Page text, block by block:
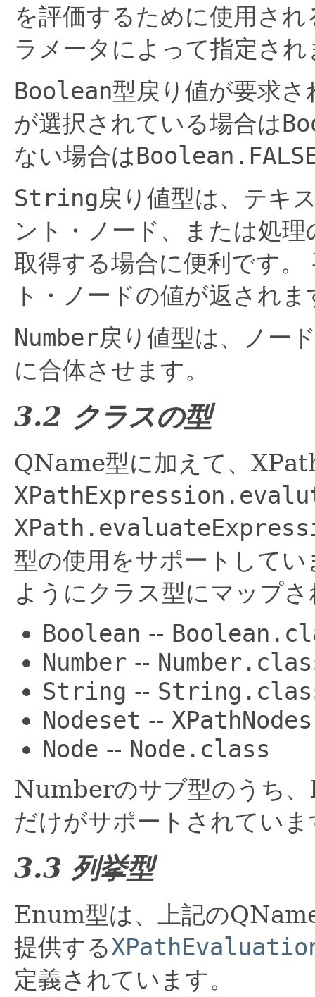
を評価するために使用さ
ラメータによって指定され
Boolean型戻り値が要求
が選択されている場合は
ない場合は
String戻り値型は、テキ
ント・ノード、または処
取得する場合に便利です。
ト・ノードの値が返されま
Number戻り値型は、ノー
に合体させます。
3.2 クラスの型
QName型に加えて、
型の使用をサポートしてい
ようにクラス型にマップ
Boolean --
Number --
String --
Nodeset --
Node -- Node.class
Numberのサブ型のうち
だけがサポートされていま
3.3 列挙型
Enum型は、上記の
提供する
定義されています。